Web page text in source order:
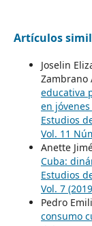
Artículos
Joselin
Zambrano
educativa
en
Estudios
Vol. 11
Anette
Cuba:
Estudios
Vol. 7
Pedro
consumo